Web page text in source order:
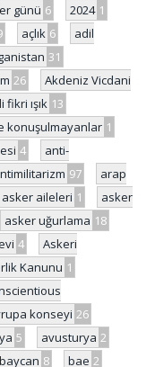
günü 6 2024 1
açlık 6
adil
31
26
Akdeniz Vicdani
fikri ışık 13
konuşulmayanlar 1
4
anti-
97
arap
asker aileleri 1
asker
asker uğurlama 18
4
Askeri
Kanunu 1
konseyi 26
5 avusturya 2
8 bae 2